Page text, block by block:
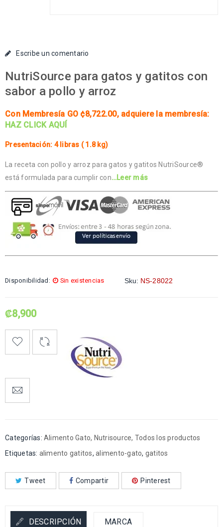
Escribe un comentario
NutriSource para gatos y gatitos con
sabor a pollo y arroz
Con Membresía GO ¢8,722.00, adquiere la membresía:
HAZ CLICK AQUÍ
Presentación: 4 libras ( 1.8 kg)
La receta con pollo y arroz para gatos y gatitos NutriSource®
está formulada para cumplir con…Leer más
Disponibilidad: Sin existencias Sku: NS-28022
₡8,900
Categorías: Alimento Gato, Nutrisource, Todos los productos
Etiquetas: alimento gatitos, alimento-gato, gatitos
Tweet Compartir Pinterest
DESCRIPCIÓN MARCA